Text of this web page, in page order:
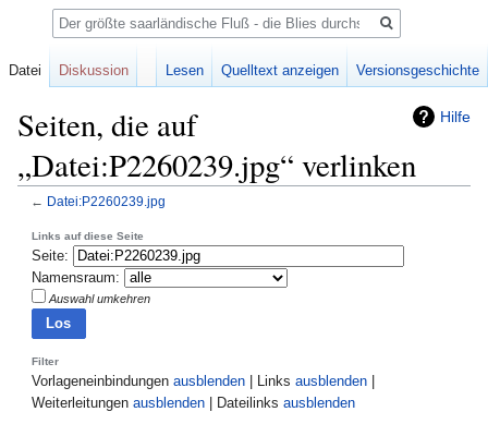
Hilfe
Seiten, die auf
„Datei:P2260239.jpg“ verlinken
← Datei:P2260239.jpg
Zur
Navigation
springen
Zur
Suche
springen
Links auf diese Seite
Seite:
Namensraum:
Auswahl umkehren
Filter
Vorlageneinbindungen ausblenden| Links ausblenden|
Weiterleitungen ausblenden| Dateilinks ausblenden
Datei Diskussion Lesen Quelltext anzeigen Versionsgeschichte
Suche